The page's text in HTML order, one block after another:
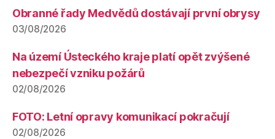
Obranné řady Medvědů dostávají první obrysy
03/08/2026
Na území Ústeckého kraje platí opět zvýšené
nebezpečí vzniku požárů
02/08/2026
FOTO: Letní opravy komunikací pokračují
02/08/2026